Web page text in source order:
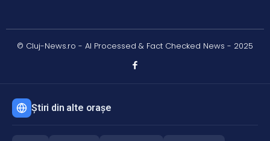
© Cluj-News.ro - AI Processed & Fact Checked News - 2025
Știri din alte orașe